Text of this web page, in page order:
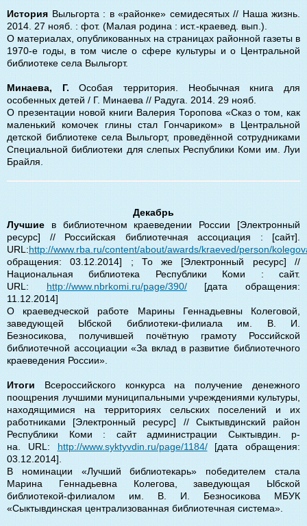
История Выльгорта : в «районке» семидесятых // Наша жизнь.
2014. 27 нояб. : фот. (Малая родина : ист.-краевед. вып.).
О материалах, опубликованных на страницах районной газеты в
1970-е годы, в том числе о сфере культуры и о Центральной
библиотеке села Выльгорт.
Минаева, Г.Особая территория. Необычная книга для
особенных детей / Г. Минаева // Радуга. 2014. 29 нояб.
О презентации новой книги Валерия Торопова «Сказ о том, как
маленький комочек глины стал Гончариком» в Центральной
детской библиотеке села Выльгорт, проведённой сотрудниками
Специальной библиотеки для слепых Республики Коми им. Луи
Брайля.
Декабрь
Лучшие в библиотечном краеведении России [Электронный
ресурс] // Российская библиотечная ассоциация : [сайт].
URL:http://www.rba.ru/content/about/awards/kraeved/person/
обращения: 03.12.2014] ; То же [Электронный ресурс] //
Национальная библиотека Республики Коми : сайт.
URL: http://www.nbrkomi.ru/page/390/[дата обращения:
11.12.2014]
О краеведческой работе Марины Геннадьевны Колеговой,
заведующей Ыбской библиотеки-филиала им. В. И.
Безносикова, получившей почётную грамоту Российской
библиотечной ассоциации «За вклад в развитие библиотечного
краеведения России».
Итоги Всероссийского конкурса на получение денежного
поощрения лучшими муниципальными учреждениями культуры,
находящимися на территориях сельских поселений и их
работниками [Электронный ресурс] // Сыктывдинский район
Республики Коми : cайт администрации Сыктывдин. р-
на. URL: http://www.syktyvdin.ru/page/1184/[дата обращения:
03.12.2014].
В номинации «Лучший библиотекарь» победителем стала
Марина Геннадьевна Колегова, заведующая Ыбской
библиотекой-филиалом им. В. И. Безносикова МБУК
«Сыктывдинская централизованная библиотечная система».